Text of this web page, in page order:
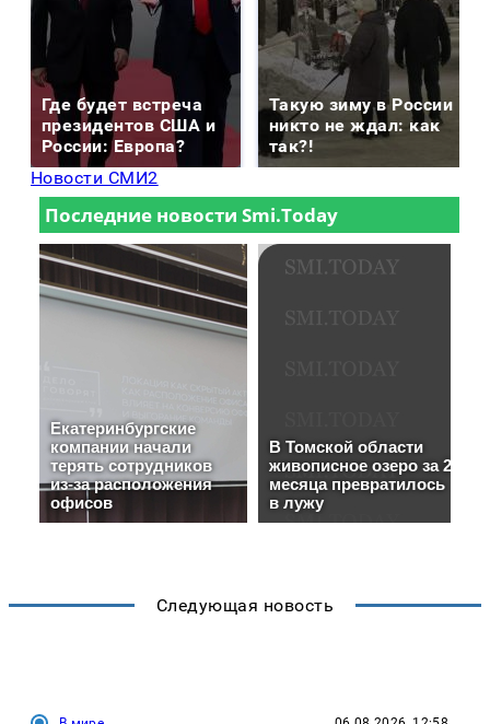
Где будет встреча
президентов США и
России: Европа?
Такую зиму в России
никто не ждал: как
так?!
Новости СМИ2
Следующая новость